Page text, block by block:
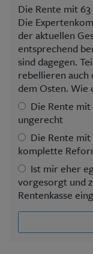
Die Rente mit
Die
der aktuellen
entsprechend
sind dagegen.
rebellieren auch
dem Osten. Wie
Die Rente
ungerecht
Die Rente
komplette
Ist mir eher
vorgesorgt und
Rentenkasse